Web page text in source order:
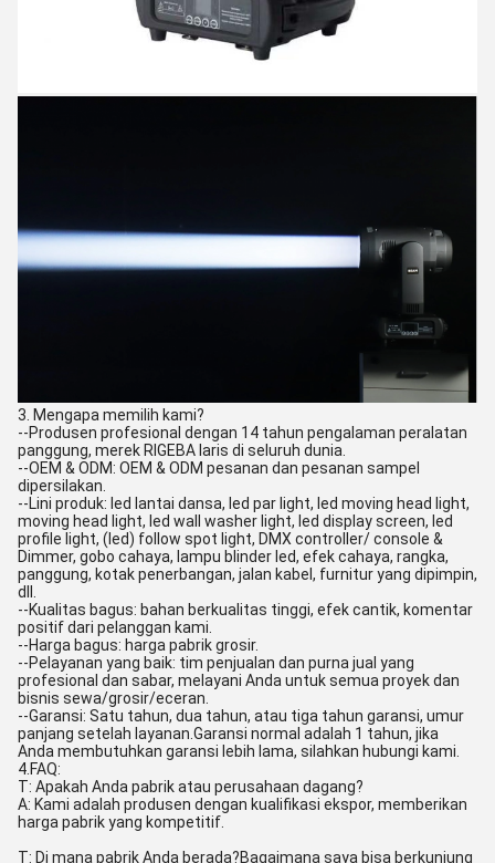
3. Mengapa memilih kami?
--Produsen profesional dengan 14 tahun pengalaman peralatan
panggung, merek RIGEBA laris di seluruh dunia.
--OEM & ODM: OEM & ODM pesanan dan pesanan sampel
dipersilakan.
--Lini produk: led lantai dansa, led par light, led moving head light,
moving head light, led wall washer light, led display screen, led
profile light, (led) follow spot light, DMX controller/ console &
Dimmer, gobo cahaya, lampu blinder led, efek cahaya, rangka,
panggung, kotak penerbangan, jalan kabel, furnitur yang dipimpin,
dll.
--Kualitas bagus: bahan berkualitas tinggi, efek cantik, komentar
positif dari pelanggan kami.
--Harga bagus: harga pabrik grosir.
--Pelayanan yang baik: tim penjualan dan purna jual yang
profesional dan sabar, melayani Anda untuk semua proyek dan
bisnis sewa/grosir/eceran.
--Garansi: Satu tahun, dua tahun, atau tiga tahun garansi, umur
panjang setelah layanan.Garansi normal adalah 1 tahun, jika
Anda membutuhkan garansi lebih lama, silahkan hubungi kami.
4.FAQ:
T: Apakah Anda pabrik atau perusahaan dagang?
A: Kami adalah produsen dengan kualifikasi ekspor, memberikan
harga pabrik yang kompetitif.
T: Di mana pabrik Anda berada?Bagaimana saya bisa berkunjung